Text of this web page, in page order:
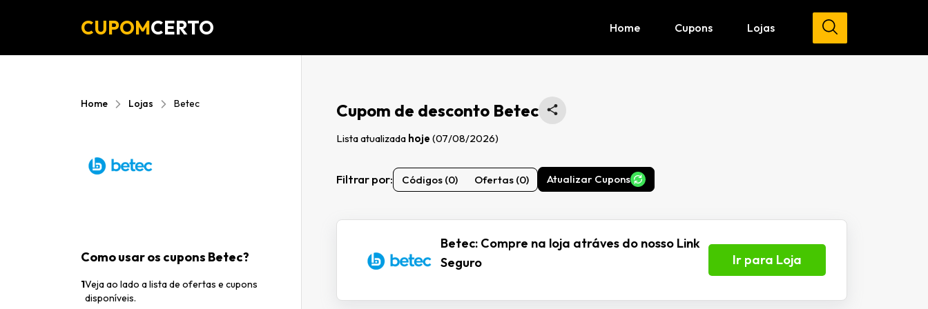
CUPOMCERTO Home Cupons Lojas
Home Lojas Betec
Como usar os cupons Betec?
1Veja ao lado a lista de ofertas e cupons
disponíveis.
Cupom de desconto Betec
Lista atualizada hoje (07/08/2026)
Filtrar por: Códigos (0) Ofertas (0) Atualizar Cupons
Betec: Compre na loja atráves do nosso Link
Seguro
Ir para Loja